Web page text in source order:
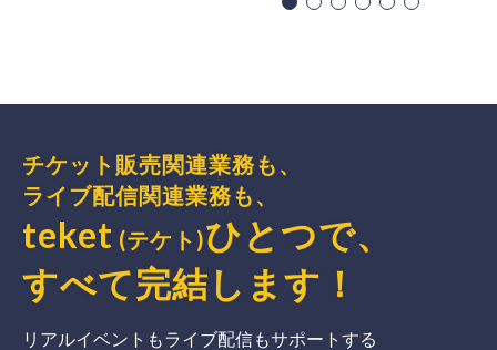
チケット販売関連業務も、
ライブ配信関連業務も、
teket (テケト)ひとつで、
すべて完結 します ！
リアルイベントもライブ配信もサポートする